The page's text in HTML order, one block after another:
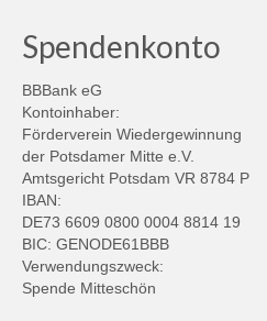
Spendenkonto
BBBank eG
Kontoinhaber:
Förderverein Wiedergewinnung
der Potsdamer Mitte e.V.
Amtsgericht Potsdam VR 8784 P
IBAN:
DE73 6609 0800 0004 8814 19
BIC: GENODE61BBB
Verwendungszweck:
Spende Mitteschön